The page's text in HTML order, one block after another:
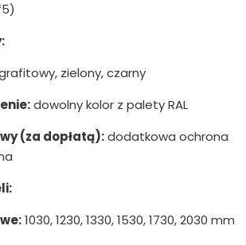
zielony, czarny
dowolny kolor z palety RAL
(za dopłatą):dodatkowa ochrona
1030, 1230, 1330, 1530, 1730, 2030 mm